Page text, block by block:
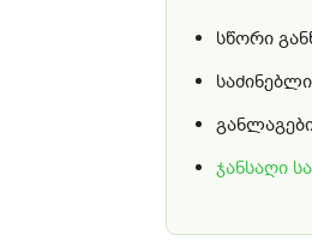
სწორი
ჯანსაღი